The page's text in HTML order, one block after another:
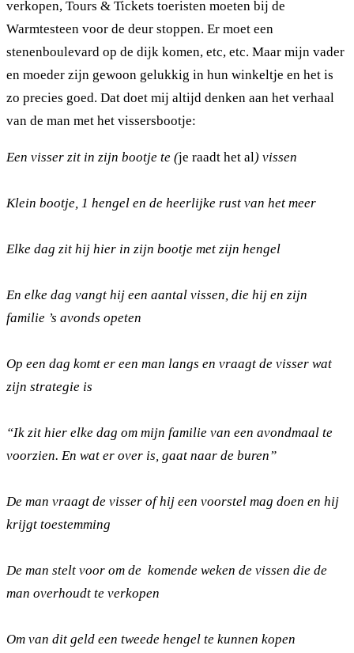
verkopen, Tours & Tickets toeristen moeten bij de
Warmtesteen voor de deur stoppen. Er moet een
stenenboulevard op de dijk komen, etc, etc. Maar mijn vader
en moeder zijn gewoon gelukkig in hun winkeltje en het is
zo precies goed. Dat doet mij altijd denken aan het verhaal
van de man met het vissersbootje:
Een visser zit in zijn bootje te (je raadt het al) vissen
Klein bootje, 1 hengel en de heerlijke rust van het meer
Elke dag zit hij hier in zijn bootje met zijn hengel
En elke dag vangt hij een aantal vissen, die hij en zijn
familie ’s avonds opeten
Op een dag komt er een man langs en vraagt de visser wat
zijn strategie is
“Ik zit hier elke dag om mijn familie van een avondmaal te
voorzien. En wat er over is, gaat naar de buren”
De man vraagt de visser of hij een voorstel mag doen en hij
krijgt toestemming
De man stelt voor om de komende weken de vissen die de
man overhoudt te verkopen
Om van dit geld een tweede hengel te kunnen kopen